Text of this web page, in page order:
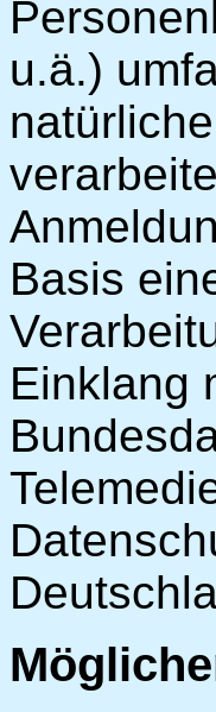
u.ä.)
Basis
Einklang